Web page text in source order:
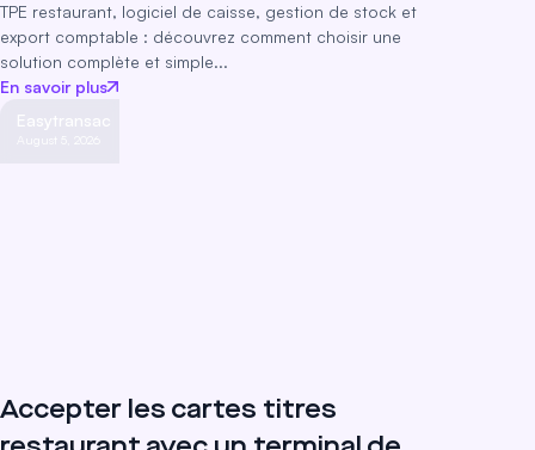
TPE restaurant, logiciel de caisse, gestion de stock et
export comptable : découvrez comment choisir une
solution complète et simple...
En savoir plus
Easytransac
August 5, 2026
Accepter les cartes titres